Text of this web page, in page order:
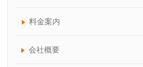
助成金手続き代行
人事制度の構築
通所介護（デイサービス）
生活介護
訪問介護（介護保険、障害福祉
介護サービス事業の開業でお困
障害福祉事業の開業でお困りの
料金案内
会社概要